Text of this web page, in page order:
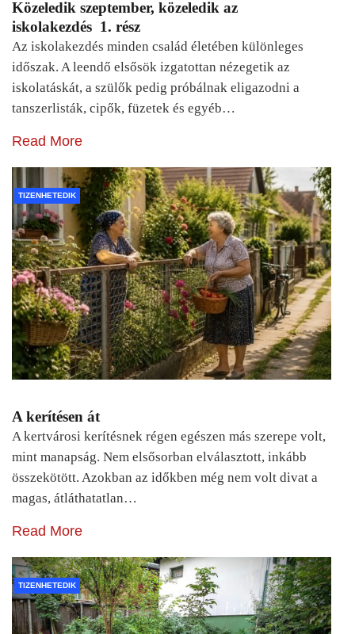
Közeledik szeptember, közeledik az
iskolakezdés 1. rész
Az iskolakezdés minden család életében különleges
időszak. A leendő elsősök izgatottan nézegetik az
iskolatáskát, a szülők pedig próbálnak eligazodni a
tanszerlisták, cipők, füzetek és egyéb…
Read More
TIZENHETEDIK
A kerítésen át
A kertvárosi kerítésnek régen egészen más szerepe volt,
mint manapság. Nem elsősorban elválasztott, inkább
összekötött. Azokban az időkben még nem volt divat a
magas, átláthatatlan…
Read More
TIZENHETEDIK